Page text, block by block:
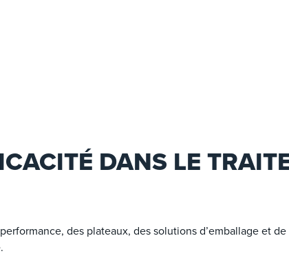
DANS LE
des plateaux, des solutions d’emballage et